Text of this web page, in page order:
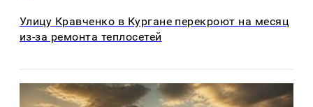
Улицу Кравченко в Кургане перекроют на месяц
из-за ремонта теплосетей